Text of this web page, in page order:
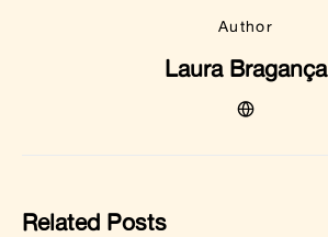
Author
Laura Bragança
Related Posts